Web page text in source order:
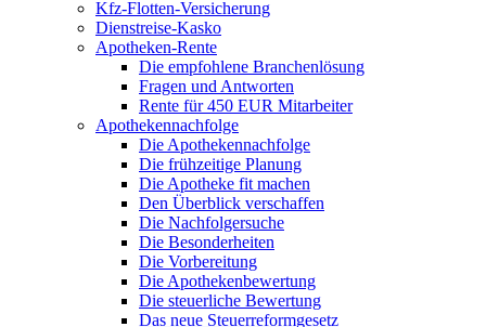
Kfz-Flotten-Versicherung
Dienstreise-Kasko
Apotheken-Rente
Die empfohlene Branchenlösung
Fragen und Antworten
Rente für 450 EUR Mitarbeiter
Apothekennachfolge
Die Apothekennachfolge
Die frühzeitige Planung
Die Apotheke fit machen
Den Überblick verschaffen
Die Nachfolgersuche
Die Besonderheiten
Die Vorbereitung
Die Apothekenbewertung
Die steuerliche Bewertung
Das neue Steuerreformgesetz